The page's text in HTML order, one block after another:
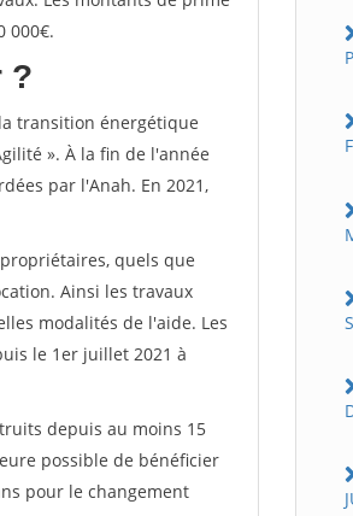
000€.
?
transition énergétique
». À la fin de l'année
par l'Anah. En 2021,
quels que
Ainsi les travaux
modalités de l'aide. Les
le 1er juillet 2021 à
depuis au moins 15
possible de bénéficier
pour le changement